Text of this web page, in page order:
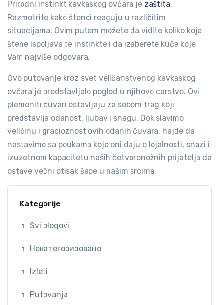
Prirodni instinkt kavkaskog ovčara je zaštita.
Razmotrite kako štenci reaguju u različitim
situacijama. Ovim putem možete da vidite koliko koje
štene ispoljava te instinkte i da izaberete kuče koje
Vam najviše odgovara.
Ovo putovanje kroz svet veličanstvenog kavkaskog
ovčara je predstavljalo pogled u njihovo carstvo. Ovi
plemeniti čuvari ostavljaju za sobom trag koji
predstavlja odanost, ljubav i snagu. Dok slavimo
veličinu i gracioznost ovih odanih čuvara, hajde da
nastavimo sa poukama koje oni daju o lojalnosti, snazi i
izuzetnom kapacitetu naših četvoronožnih prijatelja da
ostave večni otisak šape u našim srcima.
Kategorije
Svi blogovi
Некатегоризовано
Izleti
Putovanja